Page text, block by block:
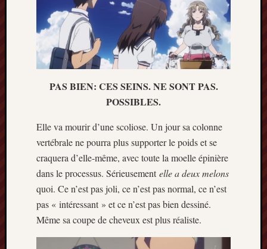
PAS BIEN: CES SEINS. NE SONT PAS.
POSSIBLES.
Elle va mourir d’une scoliose. Un jour sa colonne
vertébrale ne pourra plus supporter le poids et se
craquera d’elle-même, avec toute la moelle épinière
dans le processus. Sérieusement elle a deux melons
quoi. Ce n’est pas joli, ce n’est pas normal, ce n’est
pas « intéressant » et ce n’est pas bien dessiné.
Même sa coupe de cheveux est plus réaliste.